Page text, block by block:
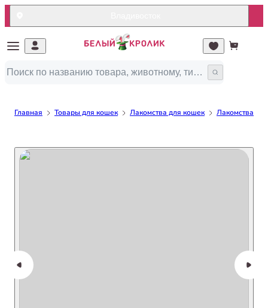
Главная Товары для кошек Лакомства для кошек Лакомства